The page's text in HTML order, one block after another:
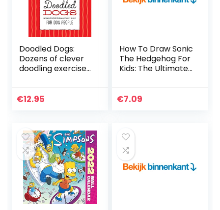
Doodled Dogs:
Dozens of clever
doodling exercises
€12.95
How To Draw Sonic
The Hedgehog For
Kids: The Ultimate
The Hedgehog
€7.09